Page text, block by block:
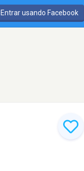
Entrar usando Facebook